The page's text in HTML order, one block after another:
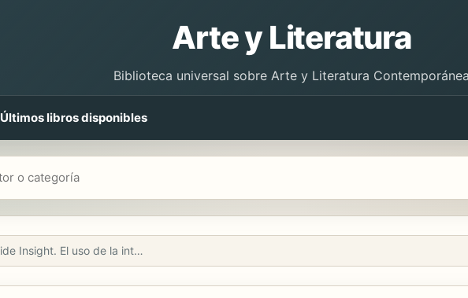
Arte y Literatura
Biblioteca universal sobre Arte y Literatura
Últimos libros disponibles
Outside Insight. El uso de la inteligencia artificial para navegar por un mundo inundado de datos: una nueva perspectiva estratégica para la toma de decisiones en la era digital